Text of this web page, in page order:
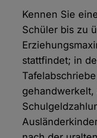
Kennen Sie
Schüler bis zu
stattfindet; in